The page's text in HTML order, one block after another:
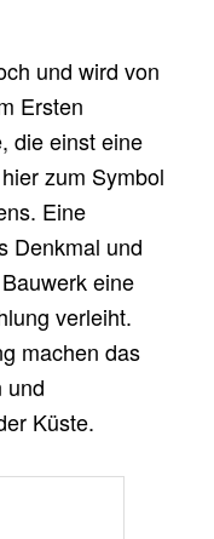
und wird von
Ersten
die einst eine
zum Symbol
Eine
Denkmal und
eine
verleiht.
machen das
und
Küste.